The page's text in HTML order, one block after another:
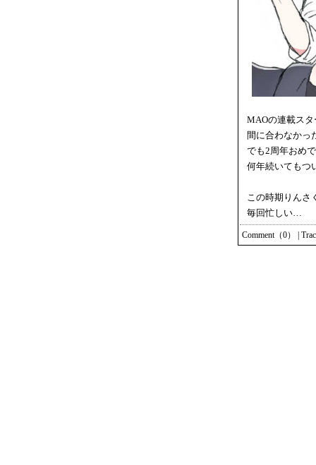
MAOの連載ス
間に合わなかっ
でも2周年おめ
何年続いてもつ
この時期りんさ
毎回忙しい…
Comment（0）